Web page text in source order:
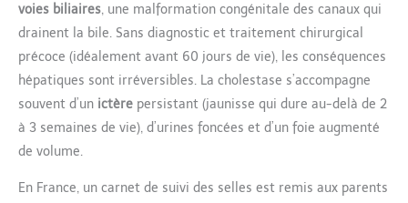
voies biliaires, une malformation congénitale des canaux qui
drainent la bile. Sans diagnostic et traitement chirurgical
précoce (idéalement avant 60 jours de vie), les conséquences
hépatiques sont irréversibles. La cholestase s’accompagne
souvent d’un ictère persistant (jaunisse qui dure au-delà de 2
à 3 semaines de vie), d’urines foncées et d’un foie augmenté
de volume.
En France, un carnet de suivi des selles est remis aux parents